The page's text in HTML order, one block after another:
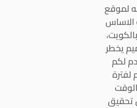
لموقع
الاساس
يخطر
لكم
تحقيق